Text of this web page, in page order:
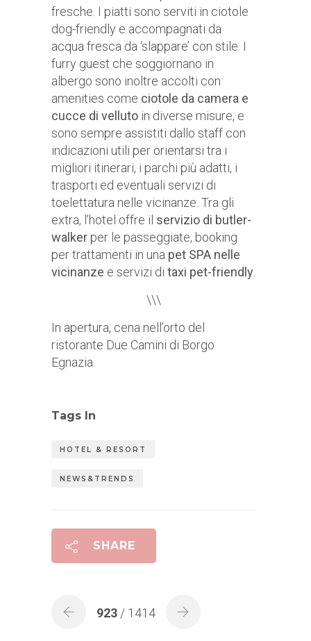
fresche. I piatti sono serviti in ciotole
dog-friendly e accompagnati da
acqua fresca da ‘slappare’ con stile. I
furry guest che soggiornano in
albergo sono inoltre accolti con
amenities come ciotole da camera e
cucce di velluto in diverse misure, e
sono sempre assistiti dallo staff con
indicazioni utili per orientarsi tra i
migliori itinerari, i parchi più adatti, i
trasporti ed eventuali servizi di
toelettatura nelle vicinanze. Tra gli
extra, l’hotel offre il servizio di butler-
walkerper le passeggiate, booking
per trattamenti in una pet SPA nelle
vicinanze e servizi di taxi pet-friendly.
\\\
In apertura, cena nell’orto del
ristorante Due Camini di Borgo
Egnazia.
Tags In
HOTEL & RESORT
NEWS&TRENDS
SHARE
923 / 1414